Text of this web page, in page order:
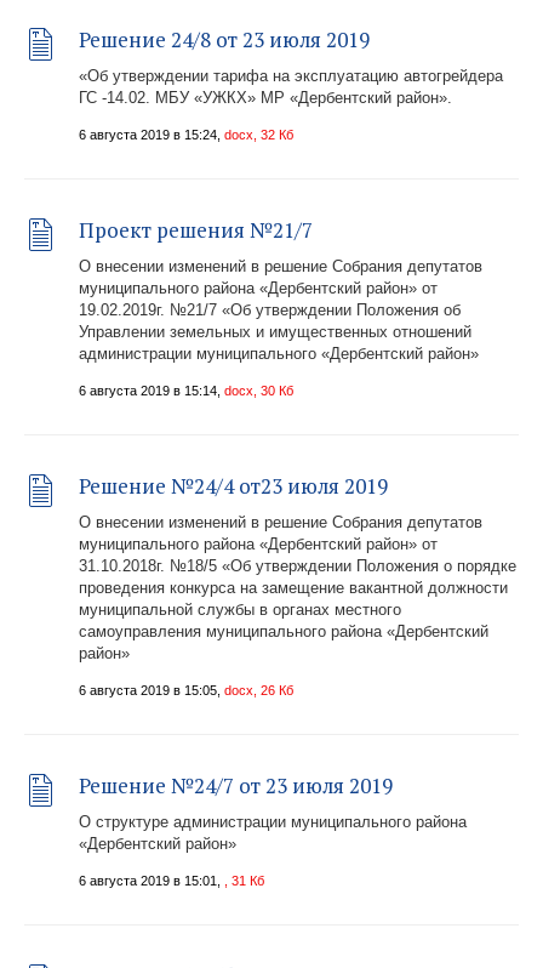
Решение 24/8 от 23 июля 2019
«Об утверждении тарифа на эксплуатацию автогрейдера
ГС -14.02. МБУ «УЖКХ» МР «Дербентский район».
6 августа 2019 в 15:24, docx, 32 Кб
Проект решения №21/7
О внесении изменений в решение Собрания депутатов
муниципального района «Дербентский район» от
19.02.2019г. №21/7 «Об утверждении Положения об
Управлении земельных и имущественных отношений
администрации муниципального «Дербентский район»
6 августа 2019 в 15:14, docx, 30 Кб
Решение №24/4 от23 июля 2019
О внесении изменений в решение Собрания депутатов
муниципального района «Дербентский район» от
31.10.2018г. №18/5 «Об утверждении Положения о порядке
проведения конкурса на замещение вакантной должности
муниципальной службы в органах местного
самоуправления муниципального района «Дербентский
район»
6 августа 2019 в 15:05, docx, 26 Кб
Решение №24/7 от 23 июля 2019
О структуре администрации муниципального района
«Дербентский район»
6 августа 2019 в 15:01, , 31 Кб